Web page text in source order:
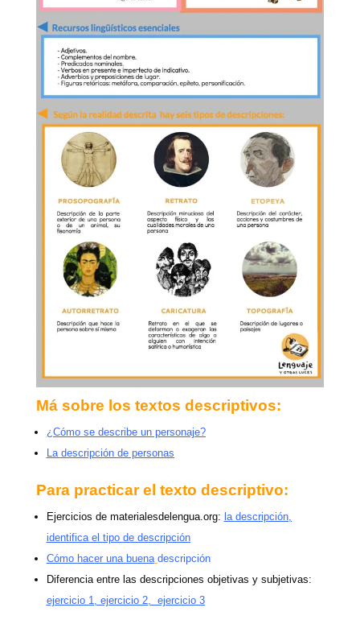
Má sobre los textos descriptivos:
¿Cómo se describe un personaje?
La descripción de personas
Para practicar el texto descriptivo:
Ejercicios de materialesdelengua.org: la descripción,
identifica el tipo de descripción
Cómo hacer una buena descripción
Diferencia entre las descripciones objetivas y subjetivas:
ejercicio 1
ejercicio 2, ejercicio 3